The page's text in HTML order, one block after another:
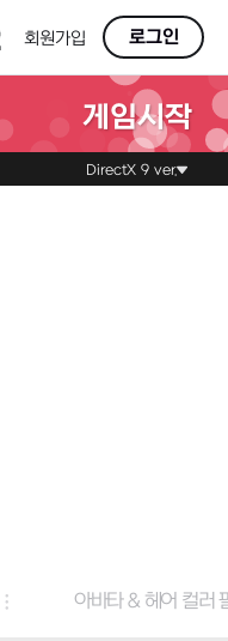
OFF회원가입 로그인
게임시작
DirectX 9 ver.
아바타 & 헤어 컬러 팔레트